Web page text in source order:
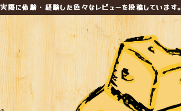
実際に体験・経験した色々なレビューを投稿しています。